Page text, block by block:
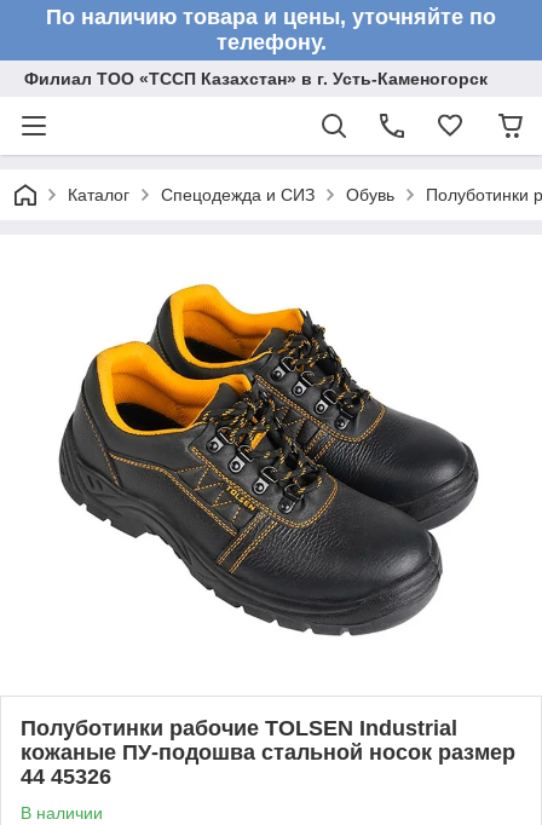
По наличию товара и цены, уточняйте по
телефону.
Филиал ТОО «ТССП Казахстан» в г. Усть-Каменогорск
Каталог Спецодежда и СИЗ Обувь Полуботинки
Полуботинки рабочие TOLSEN Industrial
кожаные ПУ-подошва стальной носок размер
44 45326
В наличии